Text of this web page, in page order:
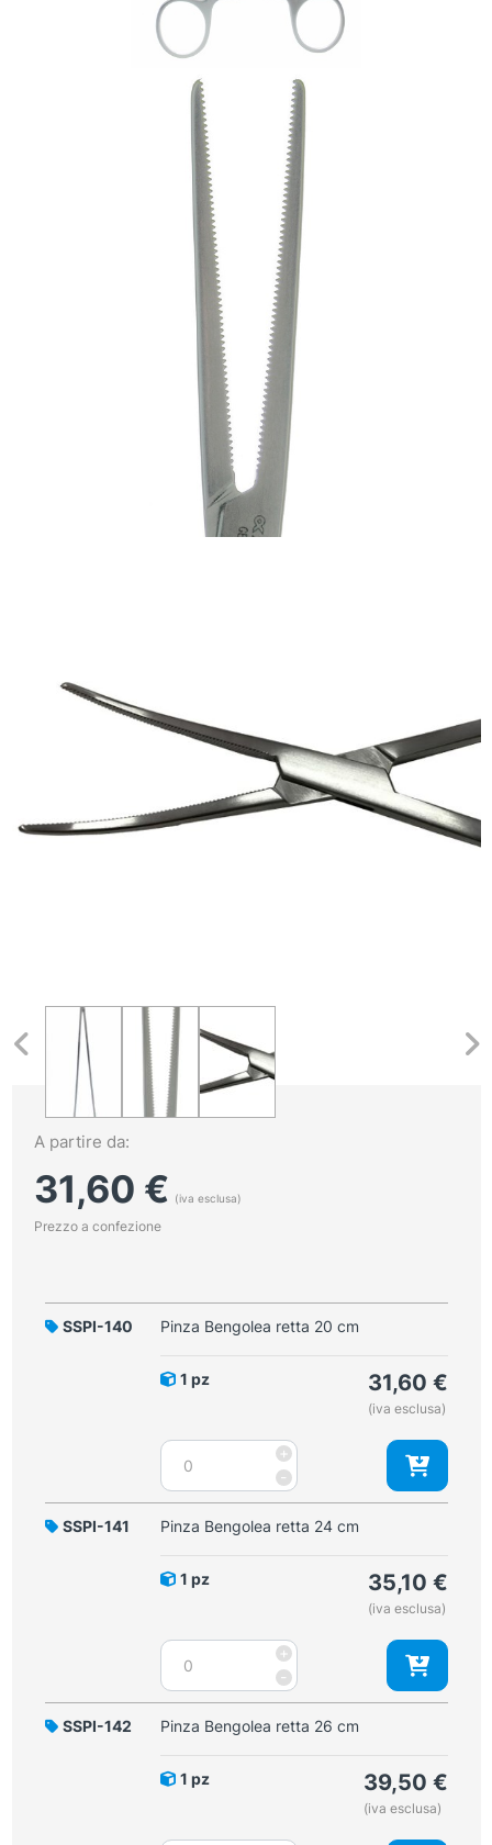
A partire da:
31,60 € (iva esclusa)
Prezzo a confezione
SSPI-140 Pinza Bengolea retta 20 cm
1 pz 31,60 €
(iva esclusa)
-
Pinza
Bengolea
retta
20
+
SSPI-141 Pinza Bengolea retta 24 cm
1 pz 35,10 €
(iva esclusa)
-
Pinza
Bengolea
retta
24
+
SSPI-142 Pinza Bengolea retta 26 cm
1 pz 39,50 €
(iva esclusa)